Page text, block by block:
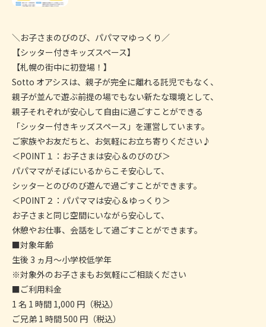
＼お子さまのびのび、パパママゆっくり／
【シッター付きキッズスペース】
【札幌の街中に初登場！】
Sotto オアシスは、親子が完全に離れる託児でもなく、
親子が並んで遊ぶ前提の場でもない新たな環境として、
親子それぞれが安心して自由に過ごすことができる
「シッター付きキッズスペース」を運営しています。
ご家族やお友だちと、お気軽にお立ち寄りください♪
＜POINT１：お子さまは安心＆のびのび＞
パパママがそばにいるからこそ安心して、
シッターとのびのび遊んで過ごすことができます。
＜POINT２：パパママは安心＆ゆっくり＞
お子さまと同じ空間にいながら安心して、
休憩やお仕事、会話をして過ごすことができます。
■対象年齢
生後 3 ヵ月～小学校低学年
※対象外のお子さまもお気軽にご相談ください
■ご利用料金
1 名 1 時間 1,000 円（税込）
ご兄弟 1 時間 500 円（税込）